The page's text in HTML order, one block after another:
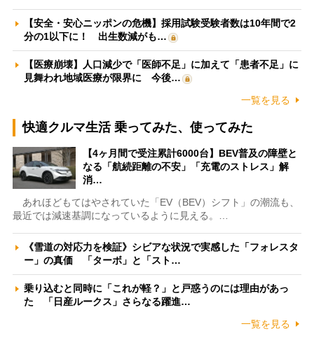
【安全・安心ニッポンの危機】採用試験受験者数は10年間で2
分の1以下に！ 出生数減がも…
【医療崩壊】人口減少で「医師不足」に加えて「患者不足」に
見舞われ地域医療が限界に 今後…
一覧を見る
快適クルマ生活 乗ってみた、使ってみた
【4ヶ月間で受注累計6000台】BEV普及の障壁と
なる「航続距離の不安」「充電のストレス」解
消…
あれほどもてはやされていた「EV（BEV）シフト」の潮流も、
最近では減速基調になっているように見える。…
《雪道の対応力を検証》シビアな状況で実感した「フォレスタ
ー」の真価 「ターボ」と「スト…
乗り込むと同時に「これが軽？」と戸惑うのには理由があっ
た 「日産ルークス」さらなる躍進…
一覧を見る